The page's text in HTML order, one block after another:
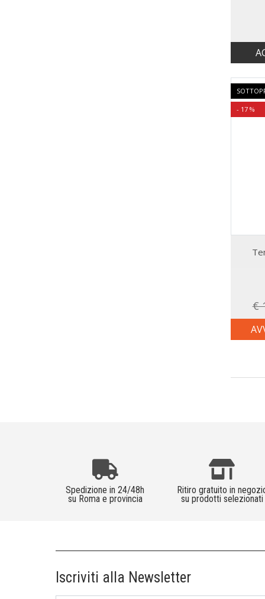
- 17 %
€
Spedizione in 24/48h
su Roma e provincia
Ritiro gratuito in
su prodotti selezionati
Iscriviti alla Newsletter